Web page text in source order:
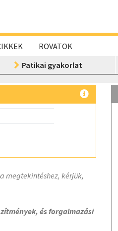
ROVATOK
Patikai gyakorlat
megtekintéshez, kérjük,
és forgalmazási